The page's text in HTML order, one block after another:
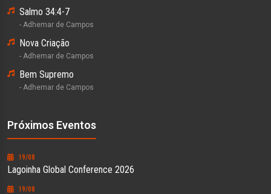
Salmo 34:4-7
- Adhemar de Campos
Nova Criação
- Adhemar de Campos
Bem Supremo
- Adhemar de Campos
Próximos Eventos
19/08
Lagoinha Global Conference 2026
19/08